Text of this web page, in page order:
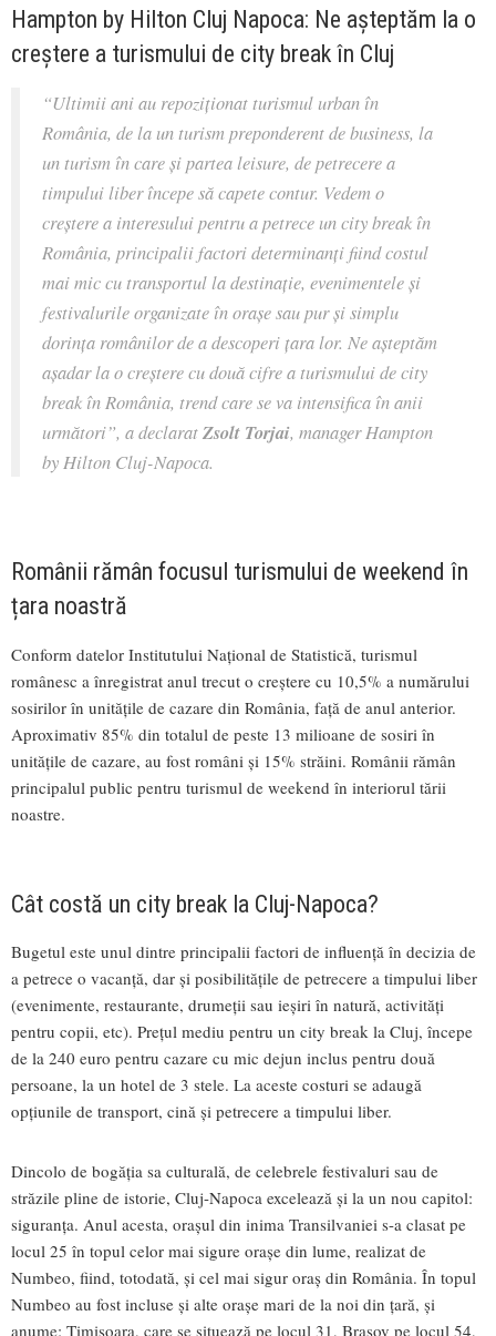
Hampton by Hilton Cluj Napoca: Ne așteptăm la o
creștere a turismului de city break în Cluj
“Ultimii ani au repoziționat turismul urban în
România, de la un turism preponderent de business, la
un turism în care și partea leisure, de petrecere a
timpului liber începe să capete contur. Vedem o
creștere a interesului pentru a petrece un city break în
România, principalii factori determinanți fiind costul
mai mic cu transportul la destinație, evenimentele și
festivalurile organizate în orașe sau pur și simplu
dorința românilor de a descoperi țara lor. Ne așteptăm
așadar la o creștere cu două cifre a turismului de city
break în România, trend care se va intensifica în anii
următori”, a declaratZsolt Torjai, manager Hampton
by Hilton Cluj-Napoca.
Românii rămân focusul turismului de weekend în
țara noastră
Conform datelor Institutului Național de Statistică, turismul
românesc a înregistrat anul trecut o creștere cu 10,5% a numărului
sosirilor în unitățile de cazare din România, față de anul anterior.
Aproximativ 85% din totalul de peste 13 milioane de sosiri în
unitățile de cazare, au fost români și 15% străini. Românii rămân
principalul public pentru turismul de weekend în interiorul tării
noastre.
Cât costă un city break la Cluj-Napoca?
Bugetul este unul dintre principalii factori de influență în decizia de
a petrece o vacanță, dar și posibilitățile de petrecere a timpului liber
(evenimente, restaurante, drumeții sau ieșiri în natură, activități
pentru copii, etc). Prețul mediu pentru un city break la Cluj, începe
de la 240 euro pentru cazare cu mic dejun inclus pentru două
persoane, la un hotel de 3 stele. La aceste costuri se adaugă
opțiunile de transport, cină și petrecere a timpului liber.
Dincolo de bogăția sa culturală, de celebrele festivaluri sau de
străzile pline de istorie, Cluj-Napoca excelează și la un nou capitol:
siguranța. Anul acesta, orașul din inima Transilvaniei s-a clasat pe
locul 25 în topul celor mai sigure orașe din lume, realizat de
Numbeo, fiind, totodată, și cel mai sigur oraș din România. În topul
Numbeo au fost incluse și alte orașe mari de la noi din țară, și
anume: Timișoara, care se situează pe locul 31, Brașov pe locul 54,